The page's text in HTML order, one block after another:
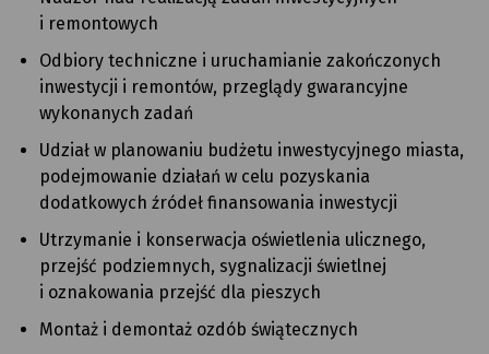
i remontowych
Odbiory techniczne i uruchamianie zakończonych
inwestycji i remontów, przeglądy gwarancyjne
wykonanych zadań
Udział w planowaniu budżetu inwestycyjnego miasta,
podejmowanie działań w celu pozyskania
dodatkowych źródeł finansowania inwestycji
Utrzymanie i konserwacja oświetlenia ulicznego,
przejść podziemnych, sygnalizacji świetlnej
i oznakowania przejść dla pieszych
Montaż i demontaż ozdób świątecznych